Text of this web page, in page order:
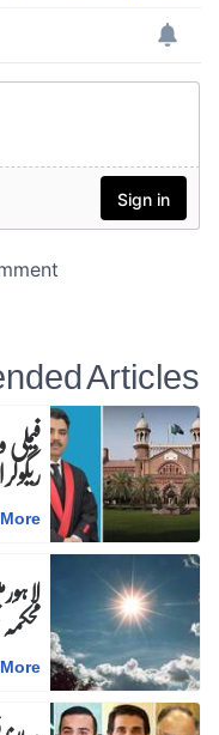
Articles